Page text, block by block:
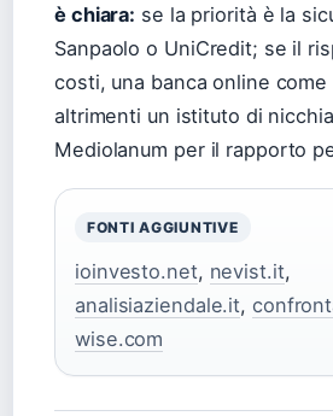
è chiara: se la priorità è la
Sanpaolo o UniCredit; se il
costi, una banca online
altrimenti un istituto di
Mediolanum per il rapporto
FONTI AGGIUNTIVE
ioinvesto.net, nevist.it,
analisiaziendale.it,
wise.com